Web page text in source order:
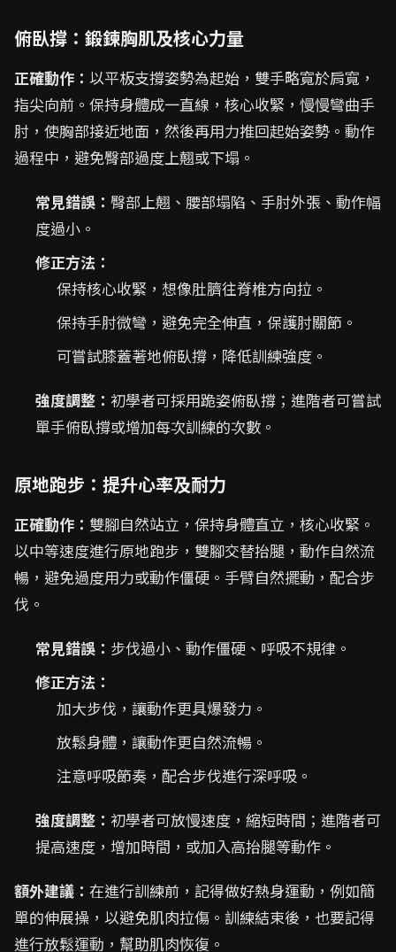
俯臥撐：鍛鍊胸肌及核心力量
正確動作： 以平板支撐姿勢為起始，雙手略寬於肩寬，
指尖向前。保持身體成一直線，核心收緊，慢慢彎曲手
肘，使胸部接近地面，然後再用力推回起始姿勢。動作
過程中，避免臀部過度上翹或下塌。
常見錯誤： 臀部上翹、腰部塌陷、手肘外張、動作幅
度過小。
修正方法：
保持核心收緊，想像肚臍往脊椎方向拉。
保持手肘微彎，避免完全伸直，保護肘關節。
可嘗試膝蓋著地俯臥撐，降低訓練強度。
強度調整： 初學者可採用跪姿俯臥撐；進階者可嘗試
單手俯臥撐或增加每次訓練的次數。
原地跑步：提升心率及耐力
正確動作： 雙腳自然站立，保持身體直立，核心收緊。
以中等速度進行原地跑步，雙腳交替抬腿，動作自然流
暢，避免過度用力或動作僵硬。手臂自然擺動，配合步
伐。
常見錯誤： 步伐過小、動作僵硬、呼吸不規律。
修正方法：
加大步伐，讓動作更具爆發力。
放鬆身體，讓動作更自然流暢。
注意呼吸節奏，配合步伐進行深呼吸。
強度調整： 初學者可放慢速度，縮短時間；進階者可
提高速度，增加時間，或加入高抬腿等動作。
額外建議： 在進行訓練前，記得做好熱身運動，例如簡
單的伸展操，以避免肌肉拉傷。訓練結束後，也要記得
進行放鬆運動，幫助肌肉恢復。